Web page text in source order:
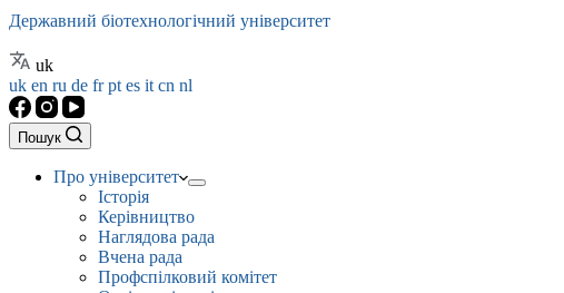
Державний біотехнологічний університет
uk
uk en ru de frpt es it cn nl
Пошук
Про університет
Історія
Керівництво
Наглядова рада
Вчена рада
Профспілковий комітет